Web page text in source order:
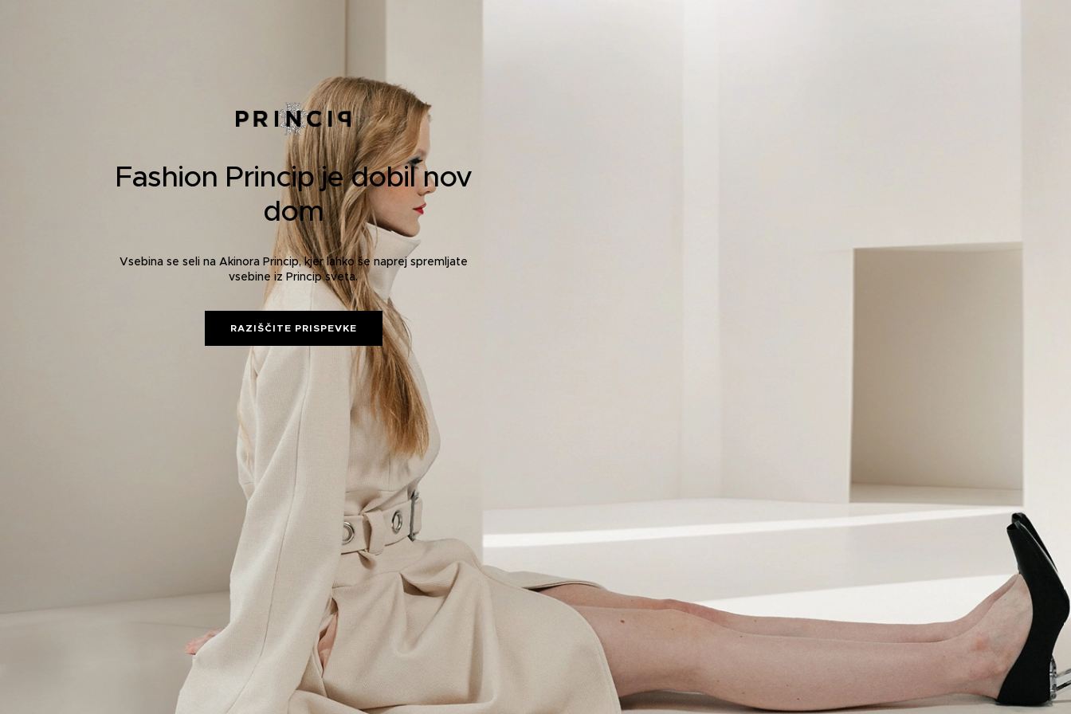
Fashion Princip je dobil nov
dom
Vsebina se seli na Akinora Princip, kjer lahko še naprej spremljate
vsebine iz Princip sveta.
RAZIŠČITE PRISPEVKE